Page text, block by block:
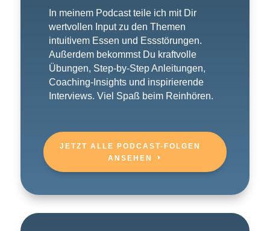
In meinem Podcast teile ich mit Dir
wertvollen Input zu den Themen
intuitivem Essen und Essstörungen.
Außerdem bekommst Du kraftvolle
Übungen, Step-by-Step Anleitungen,
Coaching-Insights und inspirierende
Interviews. Viel Spaß beim Reinhören.
JETZT ALLE PODCAST-FOLGEN
ANSEHEN